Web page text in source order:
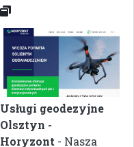
Usługi geodezyjne
Olsztyn -
Horyzont - Nasza